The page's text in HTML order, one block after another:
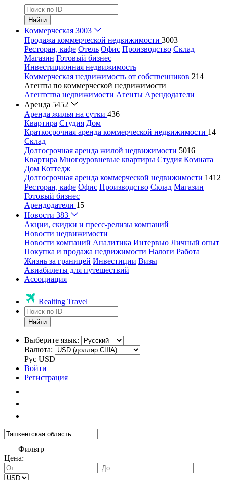
Найти
Коммерческая 3003
Продажа коммерческой недвижимости 3003
Ресторан, кафе Отель Офис Производство Склад
Магазин Готовый бизнес
Инвестиционная недвижимость
Коммерческая недвижимость от собственников 214
Агенты по коммерческой недвижимости
Агентства недвижимости Агенты Арендодатели
Аренда 5452
Аренда жилья на сутки 436
Квартира Студия Дом
Краткосрочная аренда коммерческой недвижимости 14
Склад
Долгосрочная аренда жилой недвижимости 5016
Квартира Многоуровневые квартиры Студия Комната
Дом Коттедж
Долгосрочная аренда коммерческой недвижимости 1412
Ресторан, кафе Офис Производство Склад Магазин
Готовый бизнес
Арендодатели 15
Новости 383
Акции, скидки и пресс-релизы компаний
Новости недвижимости
Новости компаний Аналитика Интервью Личный опыт
Покупка и продажа недвижимости Налоги Работа
Жизнь за границей Инвестиции Визы
Авиабилеты для путешествий
Ассоциация
Realting Travel
Найти
Выберите язык:
Валюта:
Рус USD
Войти
Регистрация
Фильтр
Цена: